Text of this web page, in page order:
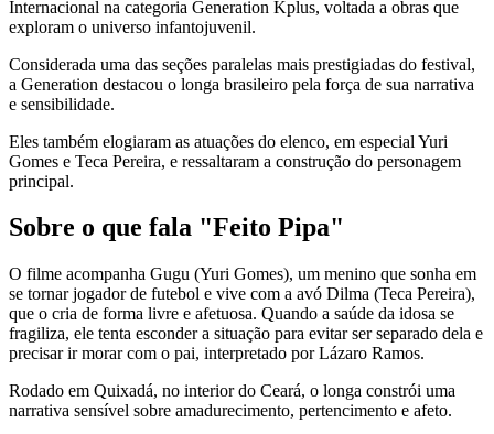
Internacional na categoria Generation Kplus, voltada a obras que
exploram o universo infantojuvenil.
Considerada uma das seções paralelas mais prestigiadas do festival,
a Generation destacou o longa brasileiro pela força de sua narrativa
e sensibilidade.
Eles também elogiaram as atuações do elenco, em especial Yuri
Gomes e Teca Pereira, e ressaltaram a construção do personagem
principal.
Sobre o que fala "Feito Pipa"
O filme acompanha Gugu (Yuri Gomes), um menino que sonha em
se tornar jogador de futebol e vive com a avó Dilma (Teca Pereira),
que o cria de forma livre e afetuosa. Quando a saúde da idosa se
fragiliza, ele tenta esconder a situação para evitar ser separado dela e
precisar ir morar com o pai, interpretado por Lázaro Ramos.
Rodado em Quixadá, no interior do Ceará, o longa constrói uma
narrativa sensível sobre amadurecimento, pertencimento e afeto.